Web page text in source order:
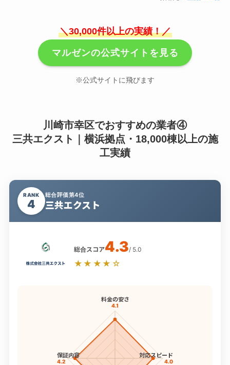
＼30,000件以上の実績！／
マルゼンの公式サイトを見る
※公式サイトに飛びます
川崎市幸区でおすすめの業者④
三共エクスト｜横浜拠点・18,000棟以上の施
工実績
RANK
4
総合評価第4位
三共エクスト
総合スコア4.3/ 5.0
★★★★☆
料金の安さ
4.1
対応スピード
4.0
保証内容
4.2